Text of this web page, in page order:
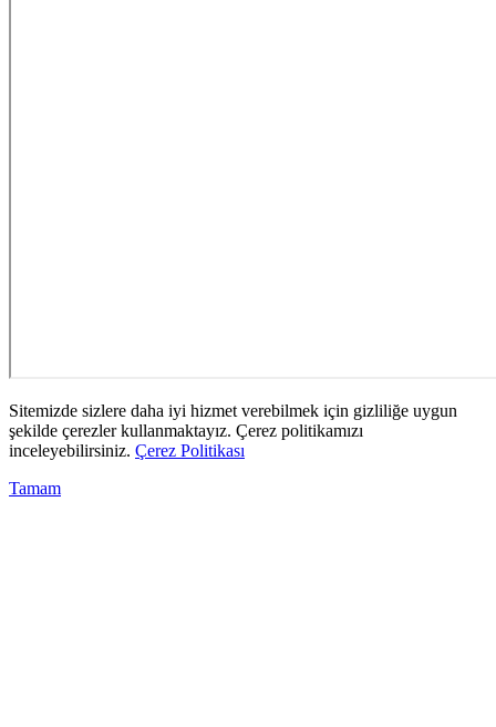
Sitemizde sizlere daha iyi hizmet verebilmek için gizliliğe uygun
şekilde çerezler kullanmaktayız. Çerez politikamızı
inceleyebilirsiniz. Çerez Politikası
Tamam